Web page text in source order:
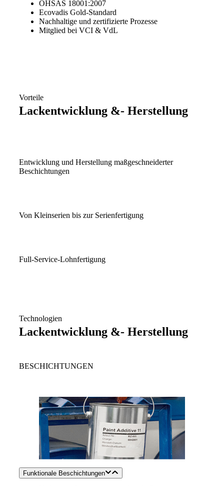
OHSAS 18001:2007
Ecovadis Gold-Standard
Nachhaltige und zertifizierte Prozesse
Mitglied bei VCI & VdL
Lackentwicklung &- Herstellung
Vorteile
Entwicklung und Herstellung maßgeschneiderter
Beschichtungen
Von Kleinserien bis zur Serienfertigung
Full-Service-Lohnfertigung
Lackentwicklung &- Herstellung
Technologien
BESCHICHTUNGEN
Funktionale Beschichtungen